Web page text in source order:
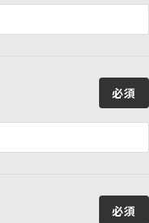
必須
必須